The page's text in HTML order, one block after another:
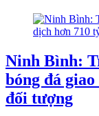
Ninh Bình:
bóng đá
đối tượng